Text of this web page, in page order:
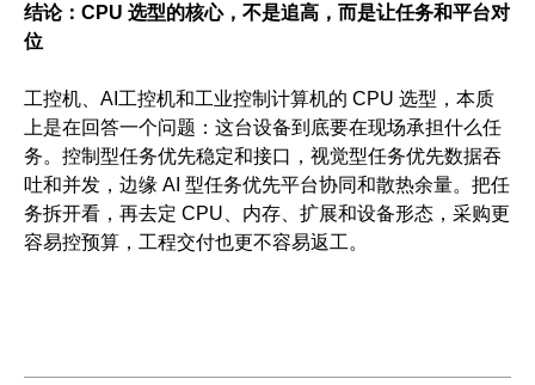
结论：CPU 选型的核心，不是追高，而是让任务和平台对
位
工控机、AI工控机和工业控制计算机的 CPU 选型，本质
上是在回答一个问题：这台设备到底要在现场承担什么任
务。控制型任务优先稳定和接口，视觉型任务优先数据吞
吐和并发，边缘 AI 型任务优先平台协同和散热余量。把任
务拆开看，再去定 CPU、内存、扩展和设备形态，采购更
容易控预算，工程交付也更不容易返工。